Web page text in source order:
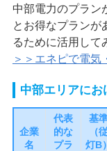
中部電力のプラン
とお得なプランが
るために活用して
＞＞エネピで電気
中部エリアに
企業
名
代表
的な
プラ
基
（
灯B